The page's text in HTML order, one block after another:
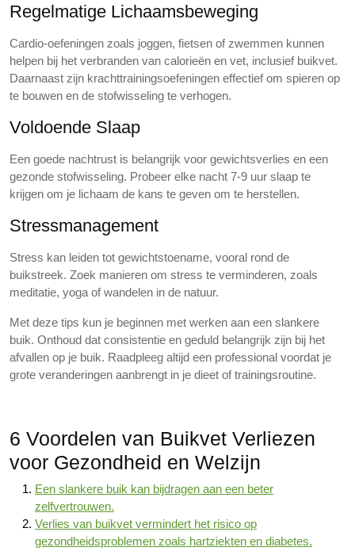
Regelmatige Lichaamsbeweging
Cardio-oefeningen zoals joggen, fietsen of zwemmen kunnen
helpen bij het verbranden van calorieën en vet, inclusief buikvet.
Daarnaast zijn krachttrainingsoefeningen effectief om spieren op
te bouwen en de stofwisseling te verhogen.
Voldoende Slaap
Een goede nachtrust is belangrijk voor gewichtsverlies en een
gezonde stofwisseling. Probeer elke nacht 7-9 uur slaap te
krijgen om je lichaam de kans te geven om te herstellen.
Stressmanagement
Stress kan leiden tot gewichtstoename, vooral rond de
buikstreek. Zoek manieren om stress te verminderen, zoals
meditatie, yoga of wandelen in de natuur.
Met deze tips kun je beginnen met werken aan een slankere
buik. Onthoud dat consistentie en geduld belangrijk zijn bij het
afvallen op je buik. Raadpleeg altijd een professional voordat je
grote veranderingen aanbrengt in je dieet of trainingsroutine.
6 Voordelen van Buikvet Verliezen
voor Gezondheid en Welzijn
Een slankere buik kan bijdragen aan een beter
zelfvertrouwen.
Verlies van buikvet vermindert het risico op
gezondheidsproblemen zoals hartziekten en diabetes.